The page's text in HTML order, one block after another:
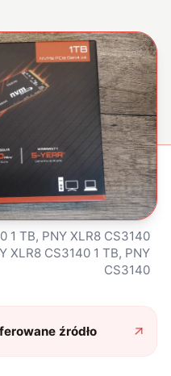
1 TB, PNY XLR8 CS3140
XLR8 CS3140 1 TB, PNY
CS3140
źródło